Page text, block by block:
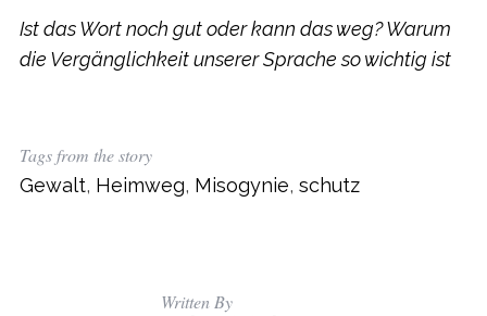
Ist das Wort noch gut oder kann das weg? Warum
die Vergänglichkeit unserer Sprache so wichtig ist
Tags from the story
Gewalt, Heimweg, Misogynie, schutz
Written By